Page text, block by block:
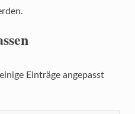
Einträge angepasst